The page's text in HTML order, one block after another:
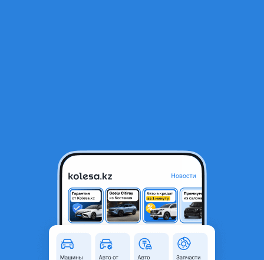
Алматы, Алматинская